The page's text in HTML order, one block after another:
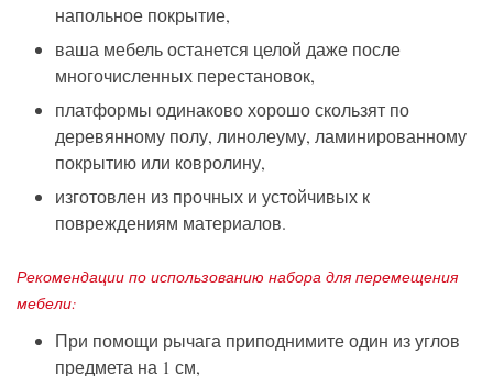
напольное покрытие,
ваша мебель останется целой даже после
многочисленных перестановок,
платформы одинаково хорошо скользят по
деревянному полу, линолеуму, ламинированному
покрытию или ковролину,
изготовлен из прочных и устойчивых к
повреждениям материалов.
Рекомендации по использованию набора для перемещения
мебели:
При помощи рычага приподнимите один из углов
предмета на 1 см,